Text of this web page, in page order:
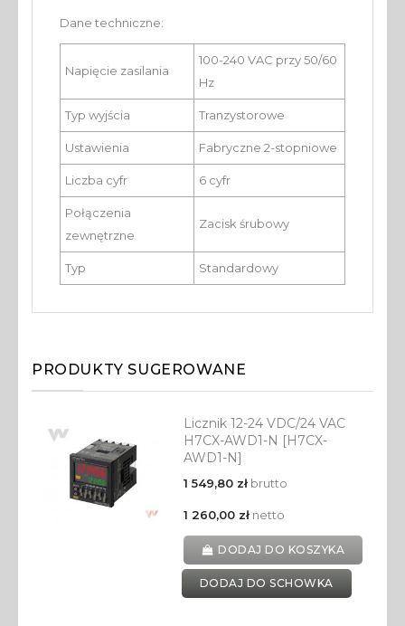
Dane techniczne:
Napięcie zasilania
100-240 VAC przy 50/60
Hz
Typ wyjścia Tranzystorowe
Ustawienia Fabryczne 2-stopniowe
Liczba cyfr 6 cyfr
Połączenia
zewnętrzne
Zacisk śrubowy
Typ Standardowy
PRODUKTY SUGEROWANE
Licznik 12-24 VDC/24 VAC
H7CX-AWD1-N [H7CX-
AWD1-N]
1 549,80 złbrutto
1 260,00 złnetto
DODAJ DO KOSZYKA
DODAJ DO SCHOWKA